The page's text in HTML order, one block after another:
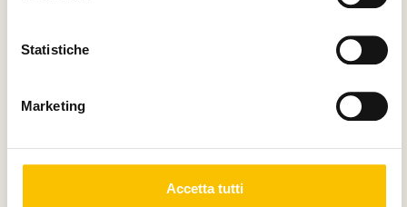
Statistiche
Marketing
Accetta tutti